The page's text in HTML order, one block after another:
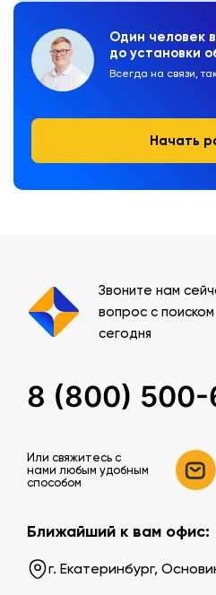
Один человек
до установки
Всегда на связи,
Начать
Звоните нам
вопрос с
сегодня
8 (800)
Или свяжитесь c
нами любым удобным
способом
Ближайший к вам офис:
г. Екатеринбург,